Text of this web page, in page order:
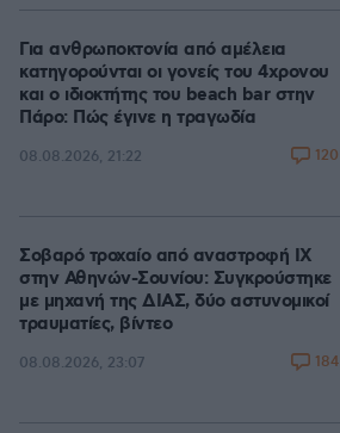
Για ανθρωποκτονία από αμέλεια
κατηγορούνται οι γονείς του 4χρονου
και ο ιδιοκτήτης του beach bar στην
Πάρο: Πώς έγινε η τραγωδία
08.08.2026, 21:22 120
Σοβαρό τροχαίο από αναστροφή ΙΧ
στην Αθηνών-Σουνίου: Συγκρούστηκε
με μηχανή της ΔΙΑΣ, δύο αστυνομικοί
τραυματίες, βίντεο
08.08.2026, 23:07 184